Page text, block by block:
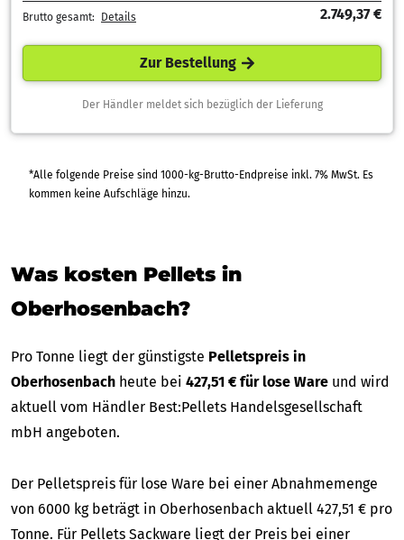
Brutto gesamt: Details 2.749,37 €
Zur Bestellung
Der Händler meldet sich bezüglich der Lieferung
*Alle folgende Preise sind 1000-kg-Brutto-Endpreise inkl. 7% MwSt. Es
kommen keine Aufschläge hinzu.
Was kosten Pellets in
Oberhosenbach?
Pro Tonne liegt der günstigste Pelletspreis in
Oberhosenbach heute bei 427,51 € für lose Ware und wird
aktuell vom Händler Best:Pellets Handelsgesellschaft
mbH angeboten.
Der Pelletspreis für lose Ware bei einer Abnahmemenge
von 6000 kg beträgt in Oberhosenbach aktuell 427,51 € pro
Tonne. Für Pellets Sackware liegt der Preis bei einer